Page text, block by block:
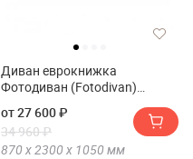
Диван еврокнижка
Фотодиван (Fotodivan)
от 27 600 ₽
34 960 ₽
870 х 2300 х 1050 мм